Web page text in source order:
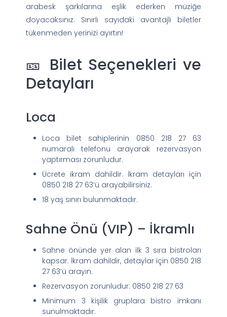
arabesk şarkılarına eşlik ederken müziğe
doyacaksınız. Sınırlı sayıdaki avantajlı biletler
tükenmeden yerinizi ayırtın!
🎫 Bilet Seçenekleri ve
Detayları
Loca
Loca bilet sahiplerinin 0850 218 27 63
numaralı telefonu arayarak rezervasyon
yaptırması zorunludur.
Ücrete ikram dahildir. İkram detayları için
0850 218 27 63’ü arayabilirsiniz.
18 yaş sınırı bulunmaktadır.
Sahne Önü (VIP) – İkramlı
Sahne önünde yer alan ilk 3 sıra bistroları
kapsar. İkram dahildir, detaylar için 0850 218
27 63’ü arayın.
Rezervasyon zorunludur: 0850 218 27 63
Minimum 3 kişilik gruplara bistro imkanı
sunulmaktadır.